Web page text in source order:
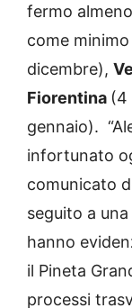
fermo
come
dicembre),
Fiorentina (4
gennaio).
infortunato
comunicato
seguito a
hanno
il Pineta
processi